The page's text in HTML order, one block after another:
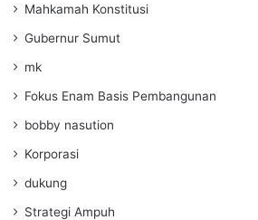
Mahkamah Konstitusi
Gubernur Sumut
mk
Fokus Enam Basis Pembangunan
bobby nasution
Korporasi
dukung
Strategi Ampuh